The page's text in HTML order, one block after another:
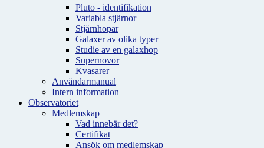
Pluto - identifikation
Variabla stjärnor
Stjärnhopar
Galaxer av olika typer
Studie av en galaxhop
Supernovor
Kvasarer
Användarmanual
Intern information
Observatoriet
Medlemskap
Vad innebär det?
Certifikat
Ansök om medlemskap